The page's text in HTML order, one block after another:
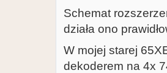
Schemat
działa ono
W mojej starej
dekoderem na 4x